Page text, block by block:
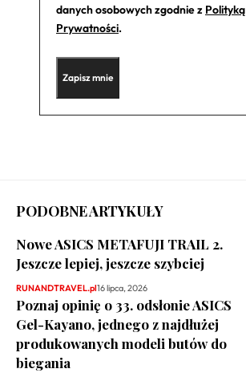
danych osobowych zgodnie z Polityką
Prywatności.
PODOBNE ARTYKUŁY
Nowe ASICS METAFUJI TRAIL 2.
Jeszcze lepiej, jeszcze szybciej
RUNANDTRAVEL.pl16 lipca, 2026
Poznaj opinię o 33. odsłonie ASICS
Gel-Kayano, jednego z najdłużej
produkowanych modeli butów do
biegania